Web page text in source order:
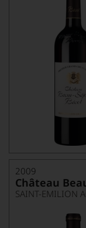
2009
Château
SAINT-EMILION